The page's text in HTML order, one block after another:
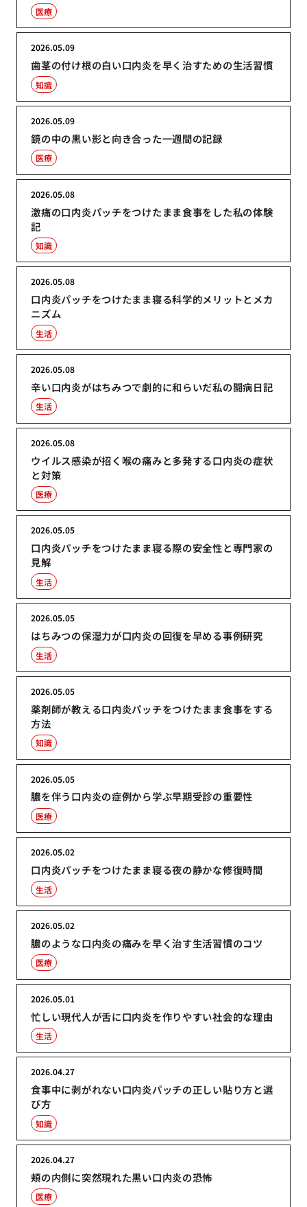
医療
歯茎の付け根の白い口内炎を早く治すための生活習慣
2026.05.09
知識
鏡の中の黒い影と向き合った一週間の記録
2026.05.09
医療
激痛の口内炎パッチをつけたまま食事をした私の体験
記
2026.05.08
知識
口内炎パッチをつけたまま寝る科学的メリットとメカ
ニズム
2026.05.08
生活
辛い口内炎がはちみつで劇的に和らいだ私の闘病日記
2026.05.08
生活
ウイルス感染が招く喉の痛みと多発する口内炎の症状
と対策
2026.05.08
医療
口内炎パッチをつけたまま寝る際の安全性と専門家の
見解
2026.05.05
生活
はちみつの保湿力が口内炎の回復を早める事例研究
2026.05.05
生活
薬剤師が教える口内炎パッチをつけたまま食事をする
方法
2026.05.05
知識
膿を伴う口内炎の症例から学ぶ早期受診の重要性
2026.05.05
医療
口内炎パッチをつけたまま寝る夜の静かな修復時間
2026.05.02
生活
膿のような口内炎の痛みを早く治す生活習慣のコツ
2026.05.02
医療
忙しい現代人が舌に口内炎を作りやすい社会的な理由
2026.05.01
生活
食事中に剥がれない口内炎パッチの正しい貼り方と選
び方
2026.04.27
知識
頬の内側に突然現れた黒い口内炎の恐怖
2026.04.27
医療